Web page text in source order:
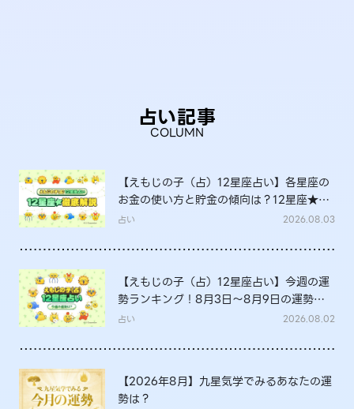
占い記事
COLUMN
【えもじの子（占）12星座占い】各星座の
お金の使い方と貯金の傾向は？12星座★徹
底解説
占い 2026.08.03
【えもじの子（占）12星座占い】今週の運
勢ランキング！8月3日～8月9日の運勢
は？
占い 2026.08.02
【2026年8月】九星気学でみるあなたの運
勢は？